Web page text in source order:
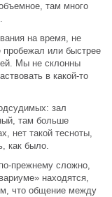
там много
на время, не
пробежал или быстрее
Мы не склонны
в какой-то
зал
там больше
нет такой тесноты,
как было.
прежнему сложно,
находятся,
что общение между